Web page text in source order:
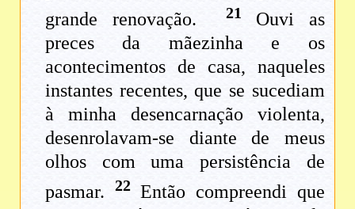
grande renovação.
21
Ouvi as
preces da mãezinha e os
acontecimentos de casa, naqueles
instantes recentes, que se sucediam
à minha desencarnação violenta,
desenrolavam-se diante de meus
olhos com uma persistência de
pasmar.
22Então compreendi que